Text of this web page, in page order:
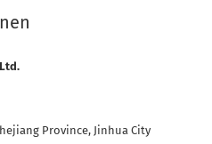
Province, Jinhua City